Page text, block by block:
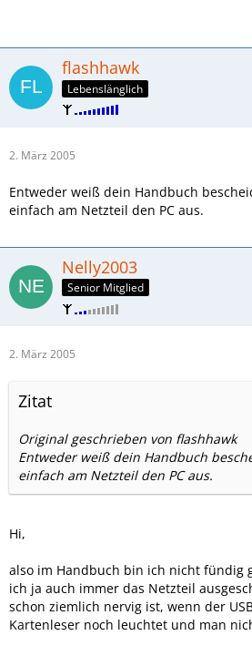
flashhawk
Lebenslänglich
2. März 2005
Entweder weiß dein Handbuch
einfach am Netzteil den PC aus.
Nelly2003
Senior Mitglied
2. März 2005
Zitat
Original geschrieben von flashhawk
Entweder weiß dein Handbuch
einfach am Netzteil den PC aus.
Hi,
also im Handbuch bin ich nicht fündig
ich ja auch immer das Netzteil
schon ziemlich nervig ist, wenn der
Kartenleser noch leuchtet und man